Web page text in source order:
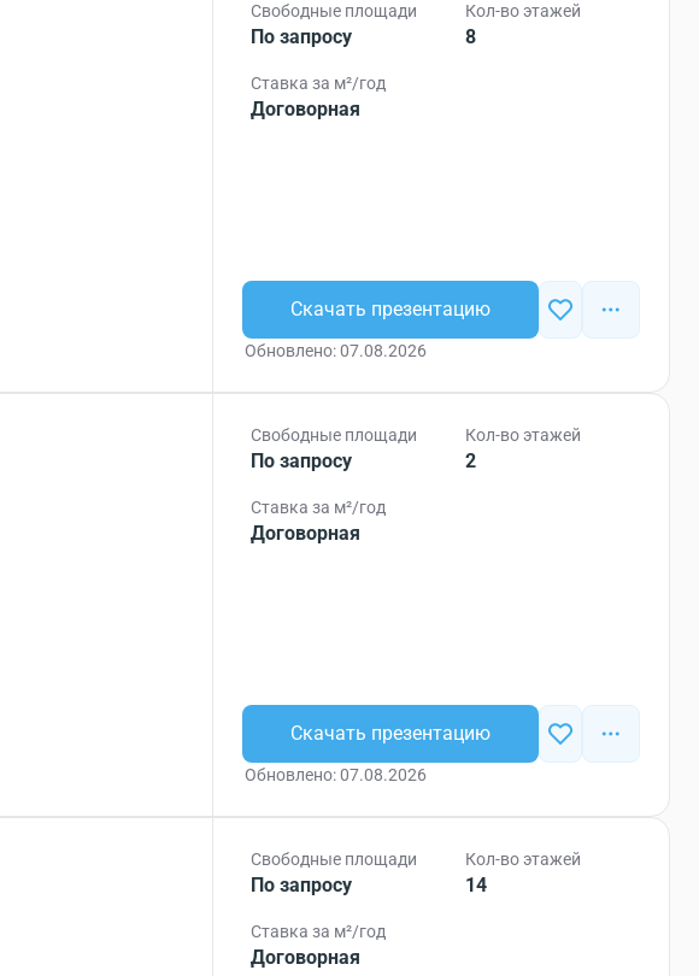
Свободные площади
По запросу
Кол-во этажей
8
Ставка за м²/год
Договорная
Скачать презентацию
Обновлено: 07.08.2026
Свободные площади
По запросу
Кол-во этажей
2
Ставка за м²/год
Договорная
Скачать презентацию
Обновлено: 07.08.2026
Свободные площади
По запросу
Кол-во этажей
14
Ставка за м²/год
Договорная